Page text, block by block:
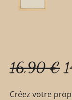
16,90€
Créez votre